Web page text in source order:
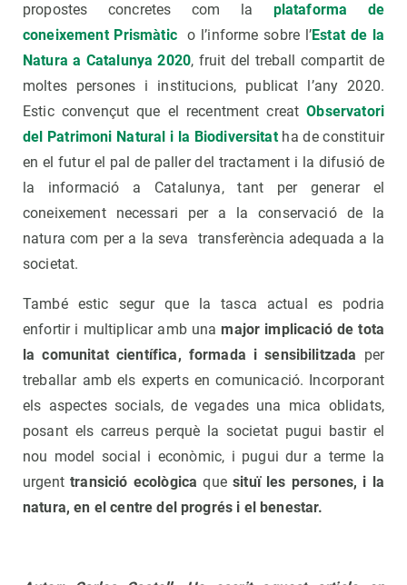
propostes concretes com la plataforma de
coneixement Prismàtico l’informe sobre l’Estat de la
Natura a Catalunya 2020, fruit del treball compartit de
moltes persones i institucions, publicat l’any 2020.
Estic convençut que el recentment creatObservatori
del Patrimoni Natural i la Biodiversitat ha de constituir
en el futur el pal de paller del tractament i la difusió de
la informació a Catalunya, tant per generar el
coneixement necessari per a la conservació de la
natura com per a la seva transferència adequada a la
societat.
També estic segur que la tasca actual es podria
enfortir i multiplicar amb unamajor implicació de tota
la comunitat científica, formada i sensibilitzada per
treballar amb els experts en comunicació. Incorporant
els aspectes socials, de vegades una mica oblidats,
posant els carreus perquè la societat pugui bastir el
nou model social i econòmic, i pugui dur a terme la
urgenttransició ecològica quesituï les persones, i la
natura, en el centre del progrés i el benestar.